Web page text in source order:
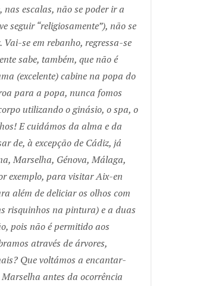
escalas, não se poder ir a
seguir “religiosamente”), não se
se em rebanho, regressa-se
sabe, também, que não é
(excelente) cabine na popa do
para a popa, nunca fomos
utilizando o ginásio, o spa, o
E cuidámos da alma e da
de, à excepção de Cádiz, já
Marselha, Génova, Málaga,
exemplo, para visitar Aix-en
além de deliciar os olhos com
risquinhos na pintura) e a duas
pois não é permitido aos
através de árvores,
Que voltámos a encantar-
antes da ocorrência